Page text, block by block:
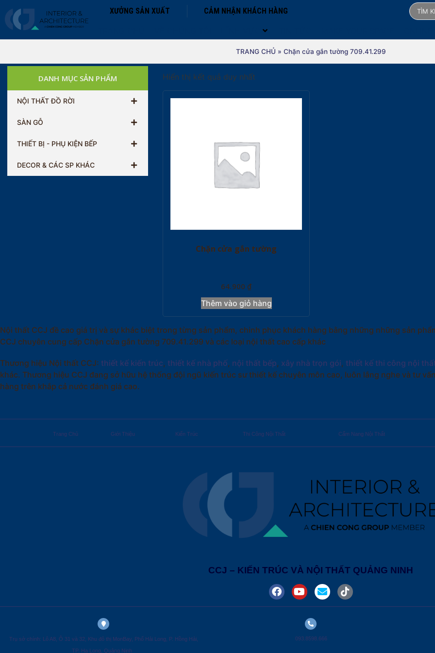
XƯỞNG SẢN XUẤT CẢM NHẬN KHÁCH HÀNG
TRANG CHỦ » Chặn cửa gắn tường 709.41.299
DANH MỤC SẢN PHẨM
NỘI THẤT ĐỒ RỜI
SÀN GỖ
THIẾT BỊ - PHỤ KIỆN BẾP
DECOR & CÁC SP KHÁC
Hiển thị kết quả duy nhất
Chặn cửa gắn tường
64.900 ₫
Thêm vào giỏ hàng
Nội thất CCJ đề cao giá trị và sự khác biệt trong từng sản phẩm, chinh phục khách hàng bằng những những sản
CCJ chuyên cung cấp Chặn cửa gắn tường 709.41.299 và các loại nội thất cao cấp khác
Thương hiệu Nội thất CCJ: thiết kế kiến trúc, thiết kế nhà phố, nội thất bếp, xây nhà trọn gói, thiết kế thi công nội
khác. Thương hiệu CCJ đang sở hữu hệ thống đội ngũ kiến trúc sư thiết kế chuyên môn cao, luôn lắng nghe và tư
hàng trên khắp cả nước đánh giá cao.
Trang Chủ Giới Thiệu Kiến Trúc Thi Công Nội Thất Cẩm Nang Nội Thất
CCJ – KIẾN TRÚC VÀ NỘI THẤT QUẢNG NINH
Trụ sở chính: Lô A8, Ô 31 và 32, Khu đô thị MonBay, Phố Hải Long, P. Hồng Hải,
TP. Hạ Long, Quảng Ninh
093.8598.666